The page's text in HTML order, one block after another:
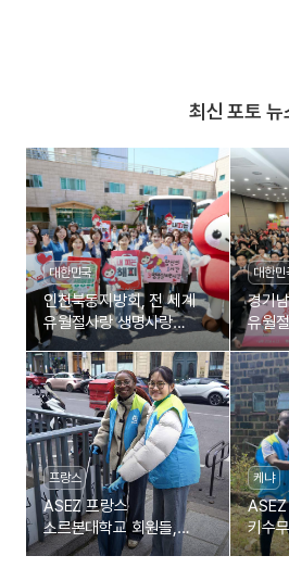
최신 포토 뉴
대한민국
인천북동지방회, 전 세계
유월절사랑 생명사랑
제1895차 헌혈릴레이
대한민
경기
유월
제
프랑스
ASEZ 프랑스
소르본대학교 회원들,
생미셸 대로 정화
케냐
키수
회원